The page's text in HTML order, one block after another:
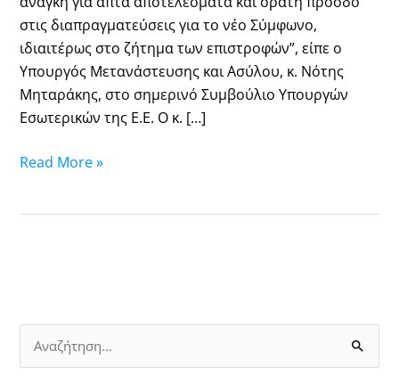
στις διαπραγματεύσεις για το νέο Σύμφωνο,
ιδιαιτέρως στο ζήτημα των επιστροφών”, είπε ο
Υπουργός Μετανάστευσης και Ασύλου, κ. Νότης
Μηταράκης, στο σημερινό Συμβούλιο Υπουργών
Εσωτερικών της Ε.Ε. Ο κ. […]
Read More »
e